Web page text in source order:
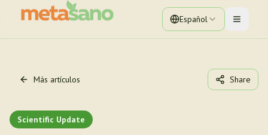
Español Toggle
Más artículos Share
Scientific Update